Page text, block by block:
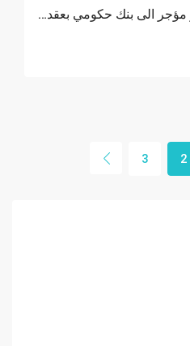
عقار تجاري للبيع في كيمر مؤجر الى بنك حكومي بعقد طويل الأمد بدخل سنوي مرتفع
2
3